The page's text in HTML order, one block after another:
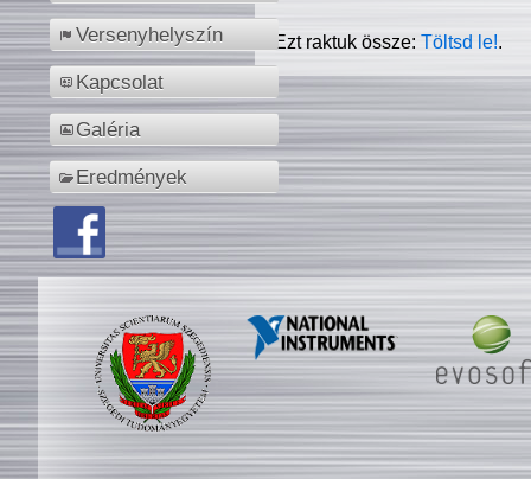
Versenyhelyszín
Kapcsolat
Galéria
Eredmények
Ezt raktuk össze:Töltsd le!.